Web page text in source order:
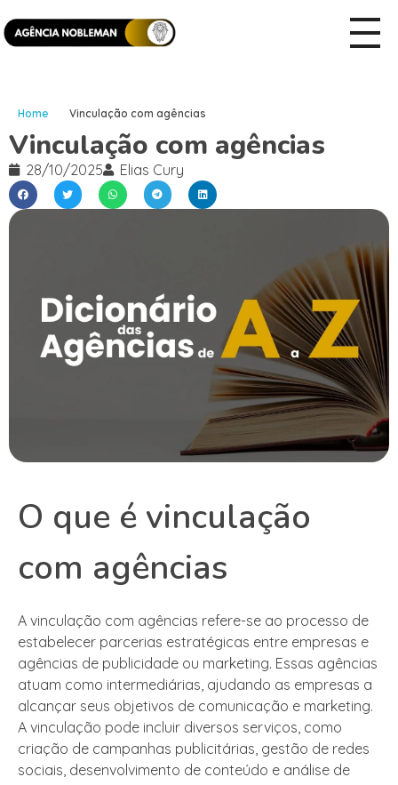
Home Vinculação com agências
Vinculação com agências
28/10/2025 Elias Cury
O que é vinculação
com agências
A vinculação com agências refere-se ao processo de
estabelecer parcerias estratégicas entre empresas e
agências de publicidade ou marketing. Essas agências
atuam como intermediárias, ajudando as empresas a
alcançar seus objetivos de comunicação e marketing.
A vinculação pode incluir diversos serviços, como
criação de campanhas publicitárias, gestão de redes
sociais, desenvolvimento de conteúdo e análise de